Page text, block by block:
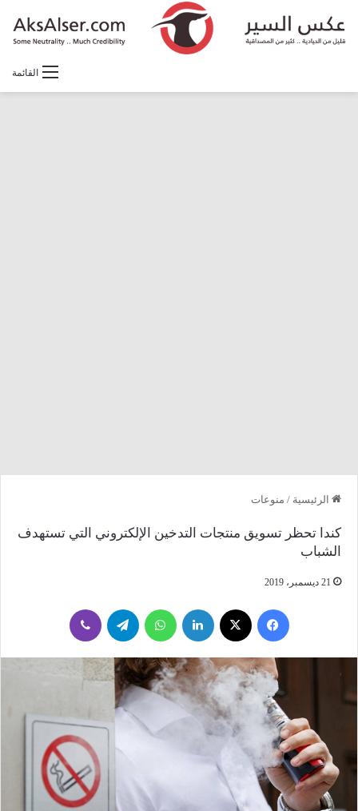
القائمة
الرئيسية / منوعات
كندا تحظر تسويق منتجات التدخين الإلكتروني التي تستهدف
الشباب
21 ديسمبر، 2019
فيسبوك لينكدإن واتساب تيلقرام